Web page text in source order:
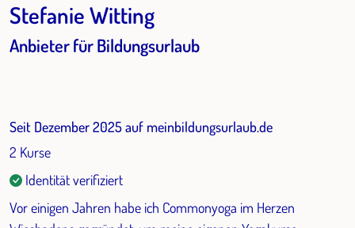
Stefanie Witting
Anbieter für Bildungsurlaub
Vor einigen Jahren habe ich Commonyoga im Herzen
Seit Dezember 2025 auf meinbildungsurlaub.de
2 Kurse
Identität verifiziert